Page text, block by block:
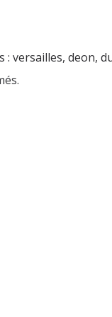
:versailles,deon,